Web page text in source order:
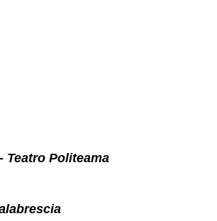
Teatro Politeama